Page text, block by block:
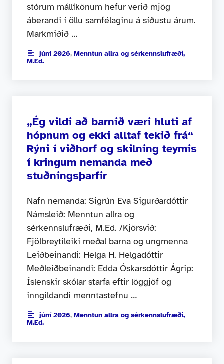
stórum mállíkönum hefur verið mjög
áberandi í öllu samfélaginu á síðustu árum.
Markmiðið …
júní 2026, Menntun allra og sérkennslufræði,
M.Ed.
„Ég vildi að barnið væri hluti af
hópnum og ekki alltaf tekið frá“
Rýni í viðhorf og skilning teymis
í kringum nemanda með
stuðningsþarfir
Nafn nemanda: Sigrún Eva Sigurðardóttir
Námsleið: Menntun allra og
sérkennslufræði, M.Ed. /Kjörsvið:
Fjölbreytileiki meðal barna og ungmenna
Leiðbeinandi: Helga H. Helgadóttir
Meðleiðbeinandi: Edda Óskarsdóttir Ágrip:
Íslenskir skólar starfa eftir löggjöf og
inngildandi menntastefnu …
júní 2026, Menntun allra og sérkennslufræði,
M.Ed.